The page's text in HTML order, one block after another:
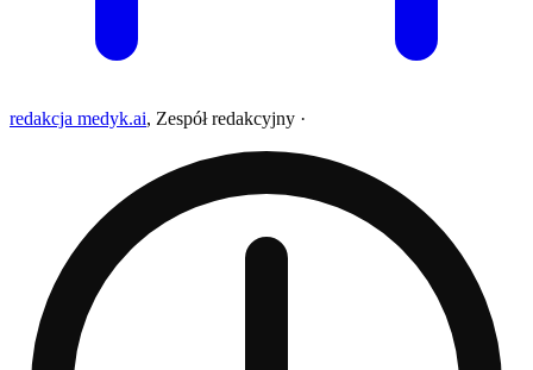
redakcja medyk.ai, Zespół redakcyjny ·